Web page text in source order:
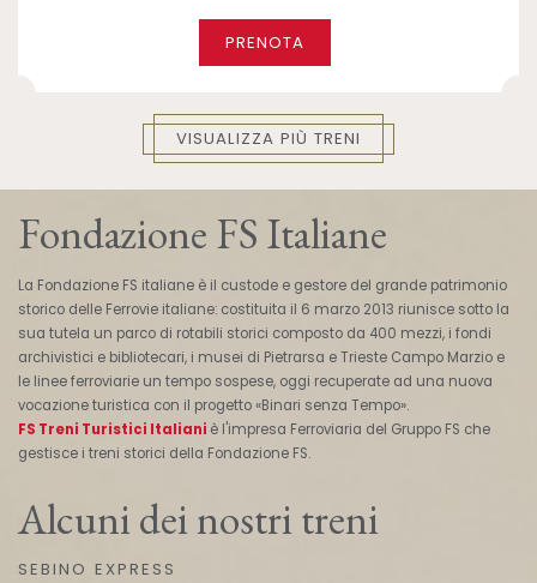
PRENOTA
VISUALIZZA PIÙ TRENI
Fondazione FS Italiane
La Fondazione FS italiane è il custode e gestore del grande patrimonio
storico delle Ferrovie italiane: costituita il 6 marzo 2013 riunisce sotto la
sua tutela un parco di rotabili storici composto da 400 mezzi, i fondi
archivistici e bibliotecari, i musei di Pietrarsa e Trieste Campo Marzio e
le linee ferroviarie un tempo sospese, oggi recuperate ad una nuova
vocazione turistica con il progetto «Binari senza Tempo».
FS Treni Turistici Italiani è l'impresa Ferroviaria del Gruppo FS che
gestisce i treni storici della Fondazione FS.
Alcuni dei nostri treni
SEBINO EXPRESS